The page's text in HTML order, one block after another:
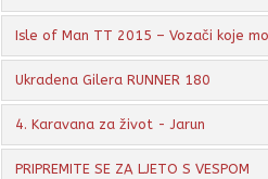
Isle of Man TT 2015 – Vozači koje
Ukradena Gilera RUNNER 180
4. Karavana za život - Jarun
PRIPREMITE SE ZA LJETO S VESPOM